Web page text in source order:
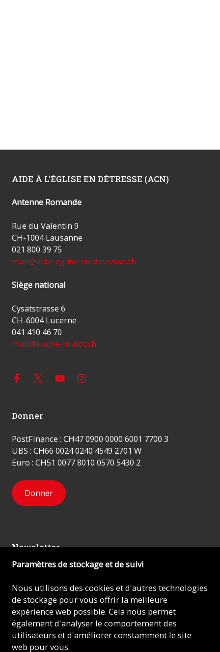
AIDE À L'ÉGLISE EN DÉTRESSE (ACN)
Antenne Romande
Rue du Valentin 9
CH-1004 Lausanne
021 800 39 75
mail@aide-eglise-en-detresse.ch
Siège national
Cysatstrasse 6
CH-6004 Lucerne
041 410 46 70
mail@kirche-in-not.ch
Donner
PostFinance : CH47 0900 0000 6001 7700 3
UBS : CH66 0024 0240 4549 2701 W
Euro : CH51 0077 8010 0570 5430 2
Donner
Newsletter
© 2026 - AIDE À L'ÉGLISE EN DÉTRESSE (ACN)
Mentions légales
Paramètres de stockage et de suivi
Nous utilisons des cookies et d'autres technologies
de stockage pour vous offrir la meilleure
expérience web possible. Cela nous permet
également d'analyser le comportement des
utilisateurs et d'améliorer constamment le site
web pour vous.